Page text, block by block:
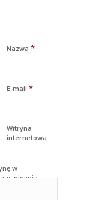
Nazwa *
E-mail *
Witryna
internetowa
w
pisania